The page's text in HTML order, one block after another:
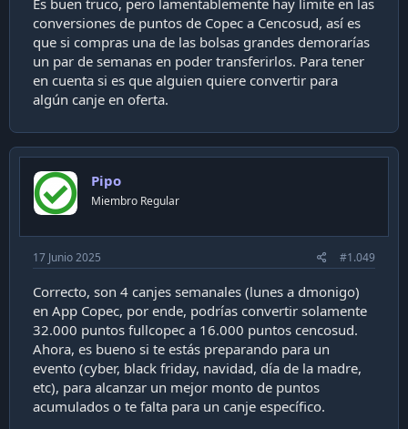
Es buen truco, pero lamentablemente hay límite en las
conversiones de puntos de Copec a Cencosud, así es
que si compras una de las bolsas grandes demorarías
un par de semanas en poder transferirlos. Para tener
en cuenta si es que alguien quiere convertir para
algún canje en oferta.
Pipo
Miembro Regular
17 Junio 2025 #1.049
Correcto, son 4 canjes semanales (lunes a dmonigo)
en App Copec, por ende, podrías convertir solamente
32.000 puntos fullcopec a 16.000 puntos cencosud.
Ahora, es bueno si te estás preparando para un
evento (cyber, black friday, navidad, día de la madre,
etc), para alcanzar un mejor monto de puntos
acumulados o te falta para un canje específico.